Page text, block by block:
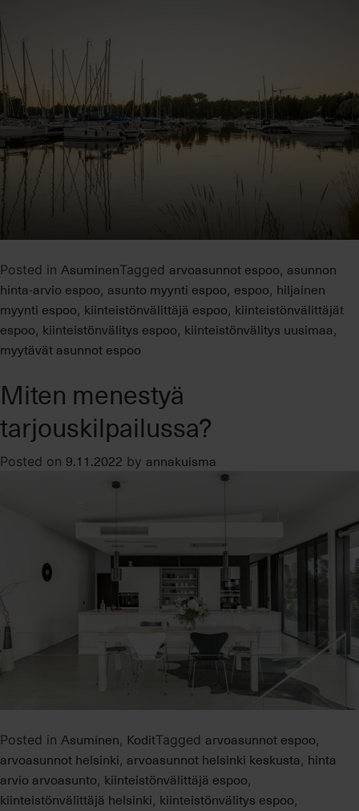
Posted in AsuminenTagged arvoasunnot espoo, asunnon
hinta-arvio espoo, asunto myynti espoo, espoo, hiljainen
myynti espoo, kiinteistönvälittäjä espoo, kiinteistönvälittäjät
espoo, kiinteistönvälitys espoo, kiinteistönvälitys uusimaa ,
myytävät asunnot espoo
Miten menestyä
tarjouskilpailussa?
Posted on 9.11.2022 by annakuisma
Posted in Asuminen, KoditTagged arvoasunnot espoo,
arvoasunnot helsinki, arvoasunnot helsinki keskusta, hinta
arvio arvoasunto, kiinteistönvälittäjä espoo,
kiinteistönvälittäjä helsinki, kiinteistönvälitys espoo,